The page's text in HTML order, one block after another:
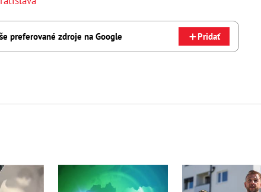
preferované zdroje na Google Pridať